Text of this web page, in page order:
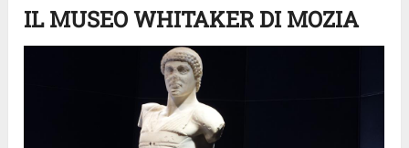
IL MUSEO WHITAKER DI MOZIA